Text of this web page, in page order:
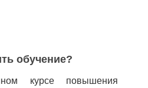
обучение?
курсе повышения